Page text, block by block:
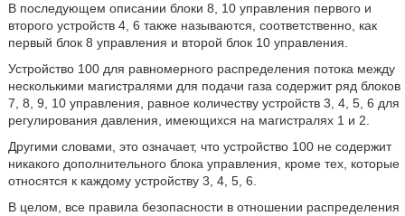
В последующем описании блоки 8, 10 управления первого и
второго устройств 4, 6 также называются, соответственно, как
первый блок 8 управления и второй блок 10 управления.
Устройство 100 для равномерного распределения потока между
несколькими магистралями для подачи газа содержит ряд блоков
7, 8, 9, 10 управления, равное количеству устройств 3, 4, 5, 6 для
регулирования давления, имеющихся на магистралях 1 и 2.
Другими словами, это означает, что устройство 100 не содержит
никакого дополнительного блока управления, кроме тех, которые
относятся к каждому устройству 3, 4, 5, 6.
В целом, все правила безопасности в отношении распределения